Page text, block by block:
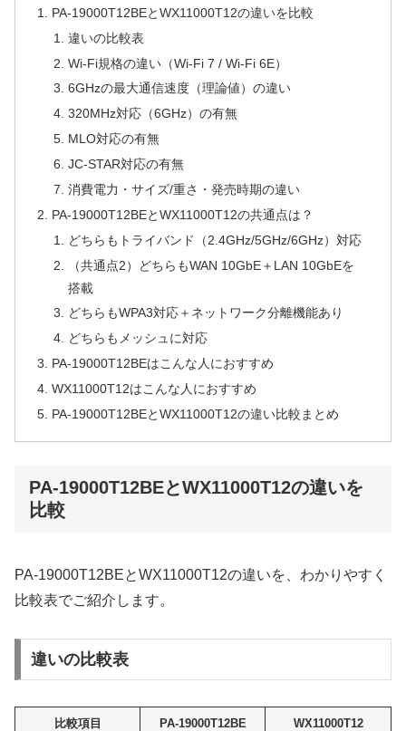
PA-19000T12BEとWX11000T12の違いを比較
違いの比較表
Wi-Fi規格の違い（Wi-Fi 7 / Wi-Fi 6E）
6GHzの最大通信速度（理論値）の違い
320MHz対応（6GHz）の有無
MLO対応の有無
JC-STAR対応の有無
消費電力・サイズ/重さ・発売時期の違い
PA-19000T12BEとWX11000T12の共通点は？
どちらもトライバンド（2.4GHz/5GHz/6GHz）対応
（共通点2）どちらもWAN 10GbE＋LAN 10GbEを
搭載
どちらもWPA3対応＋ネットワーク分離機能あり
どちらもメッシュに対応
PA-19000T12BEはこんな人におすすめ
WX11000T12はこんな人におすすめ
PA-19000T12BEとWX11000T12の違い比較まとめ
PA-19000T12BEとWX11000T12の違いを
比較
PA-19000T12BEとWX11000T12の違いを、わかりやすく
比較表でご紹介します。
違いの比較表
比較項目 PA-19000T12BE WX11000T12